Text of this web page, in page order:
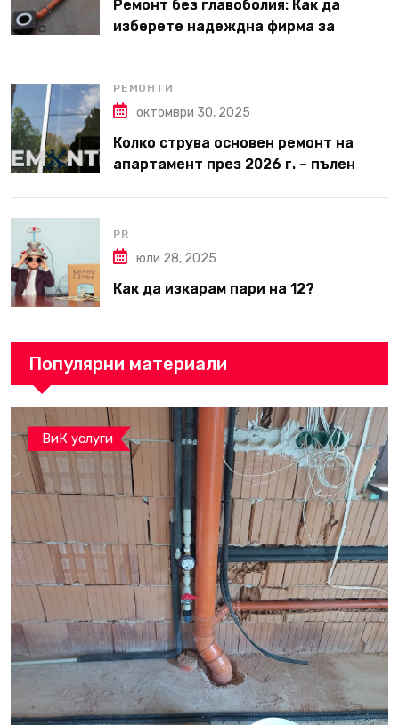
Ремонт без главоболия: Как да
изберете надеждна фирма за
РЕМОНТИ
октомври 30, 2025
Колко струва основен ремонт на
апартамент през 2026 г. – пълен
PR
юли 28, 2025
Как да изкарам пари на 12?
Популярни материали
ВиК услуги